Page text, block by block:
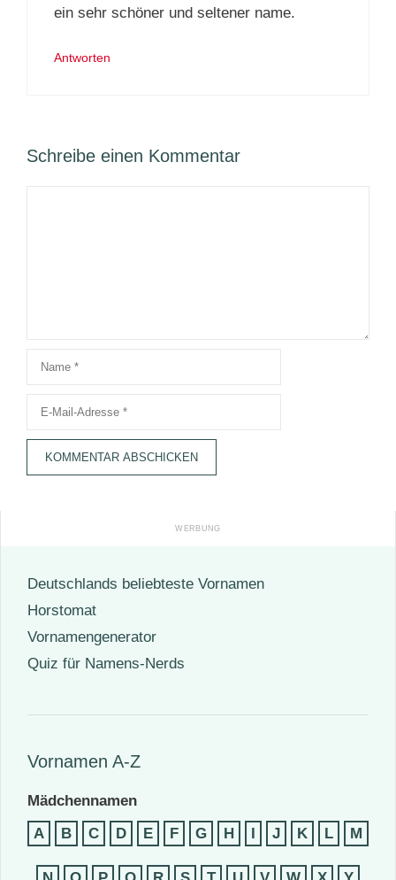
ein sehr schöner und seltener name.
Antworten
Schreibe einen Kommentar
Name
Deutschlands beliebteste Vornamen
Horstomat
Vornamengenerator
Quiz für Namens-Nerds
Vornamen A-Z
Mädchennamen
A
B C D E F G H I J K L M